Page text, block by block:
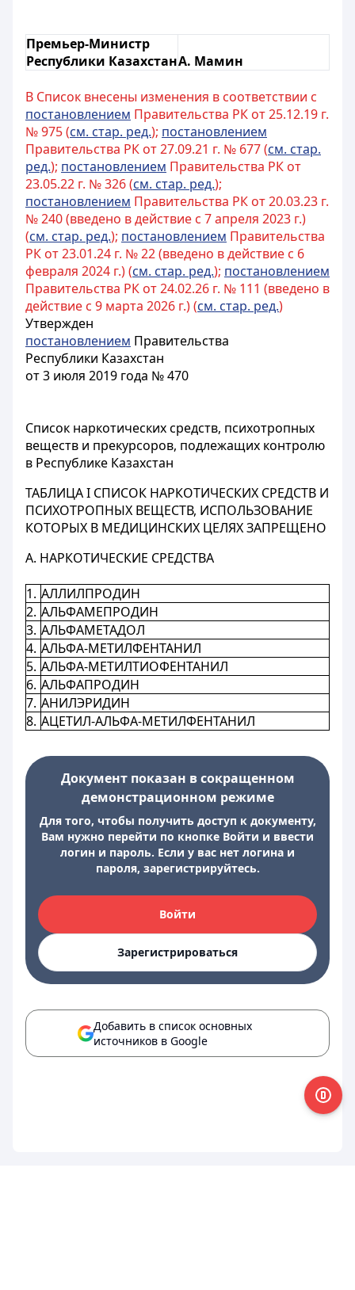
Премьер-Министр
Республики КазахстанА. Мамин
В Список внесены изменения в соответствии с
постановлением Правительства РК от 25.12.19 г.
№ 975 (см. стар. ред.); постановлением
Правительства РК от 27.09.21 г. № 677 (см. стар.
ред.); постановлением Правительства РК от
23.05.22 г. № 326 (см. стар. ред.);
постановлением Правительства РК от 20.03.23 г.
№ 240 (введено в действие с 7 апреля 2023 г.)
(см. стар. ред.); постановлением Правительства
РК от 23.01.24 г. № 22 (введено в действие с 6
февраля 2024 г.) (см. стар. ред.); постановлением
Правительства РК от 24.02.26 г. № 111 (введено в
действие с 9 марта 2026 г.) (см. стар. ред.)
Утвержден
постановлением Правительства
Республики Казахстан
от 3 июля 2019 года № 470
Список наркотических средств, психотропных
веществ и прекурсоров, подлежащих контролю
в Республике Казахстан
ТАБЛИЦА I СПИСОК НАРКОТИЧЕСКИХ СРЕДСТВ И
ПСИХОТРОПНЫХ ВЕЩЕСТВ, ИСПОЛЬЗОВАНИЕ
КОТОРЫХ В МЕДИЦИНСКИХ ЦЕЛЯХ ЗАПРЕЩЕНО
А. НАРКОТИЧЕСКИЕ СРЕДСТВА
1. АЛЛИЛПРОДИН
2. АЛЬФАМЕПРОДИН
3. АЛЬФАМЕТАДОЛ
4. АЛЬФА-МЕТИЛФЕНТАНИЛ
5. АЛЬФА-МЕТИЛТИОФЕНТАНИЛ
6. АЛЬФАПРОДИН
7. АНИЛЭРИДИН
8. АЦЕТИЛ-АЛЬФА-МЕТИЛФЕНТАНИЛ
Документ показан в сокращенном
демонстрационном режиме
Для того, чтобы получить доступ к документу,
Вам нужно перейти по кнопке Войти и ввести
логин и пароль. Если у вас нет логина и
пароля, зарегистрируйтесь.
Войти
Зарегистрироваться
Добавить в список основных
источников в Google